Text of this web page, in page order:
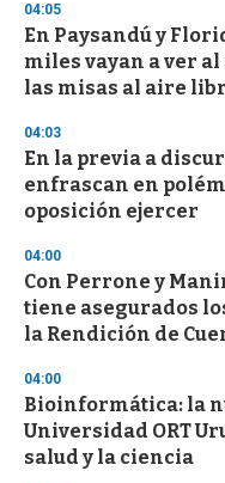
n
d
04:05
En Paysandú y
miles vayan a ver
las misas al aire
04:03
En la previa a
enfrascan en
oposición ejercer
04:00
Con Perrone y
tiene asegurados
la Rendición de
04:00
Bioinformática: la
Universidad ORT
salud y la ciencia